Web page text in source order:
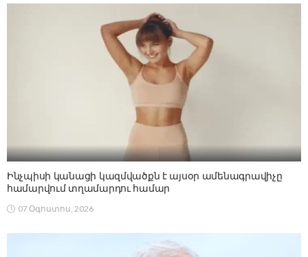
Ինչպիսի կանացի կազմվածքն է այսօր ամենագրավիչը
համարվում տղամարդու համար
07 Օգոստոս, 2026